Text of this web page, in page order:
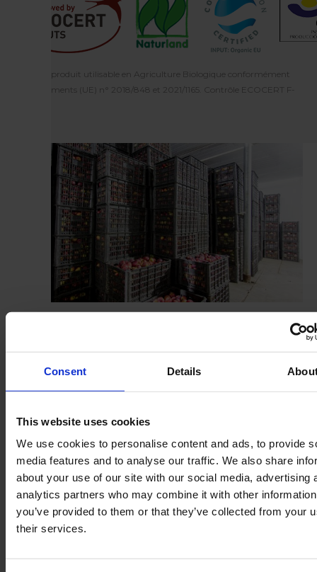
Consent Details
This website uses cookies
We use cookies to personalise content and ads, to provide
media features and to analyse our traffic. We also share
about your use of our site with our social media, advertising
analytics partners who may combine it with other
you’ve provided to them or that they’ve collected from your
their services.
Ecocert : produit utilisable en Agriculture Biologique conformément
aux règlements (UE) n° 2018/848 et 2021/1165. Contrôle ECOCERT F-
Domaine d'application